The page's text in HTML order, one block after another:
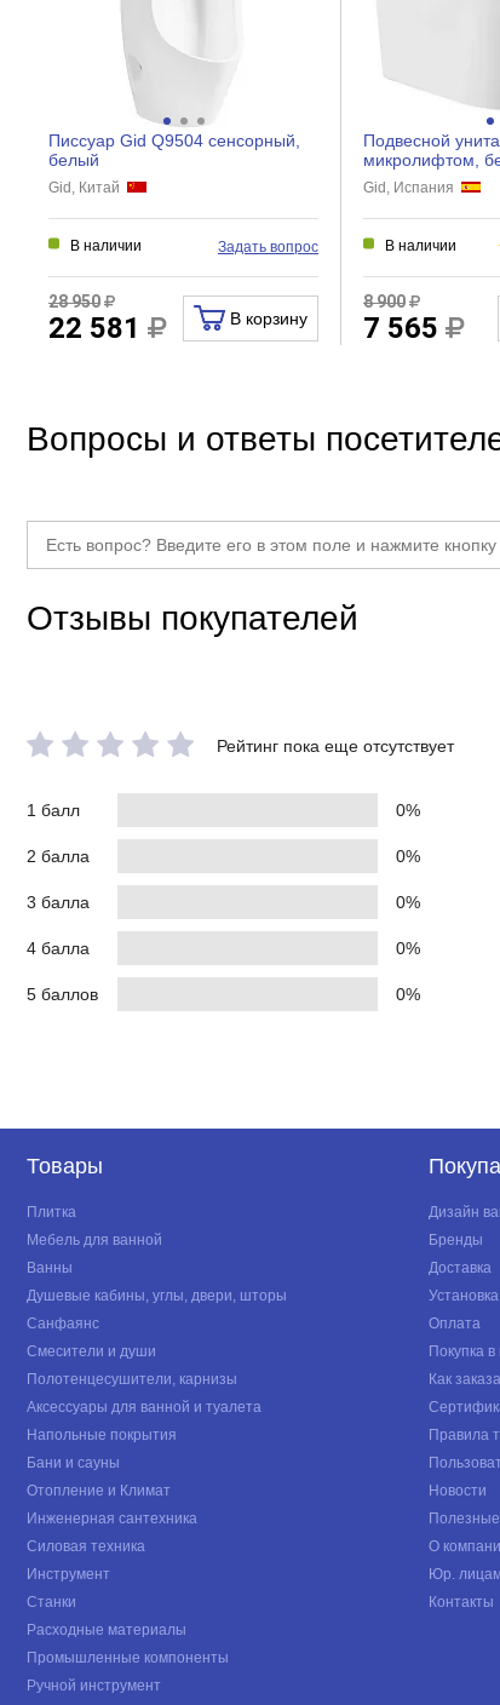
Писсуар Gid Q9504 сенсорный,
белый
Gid, Китай
В наличии Задать вопрос
28 950
22 581 В корзину
Подвесной
микролифтом,
Gid, Испания
В наличии
8 900
7 565
Вопросы и ответы
Отзывы покупателей
Рейтинг пока еще отсутствует
1 балл 0%
2 балла 0%
3 балла 0%
4 балла 0%
5 баллов 0%
Товары
Плитка
Мебель для ванной
Ванны
Душевые кабины, углы, двери, шторы
Санфаянс
Смесители и души
Полотенцесушители, карнизы
Аксессуары для ванной и туалета
Напольные покрытия
Бани и сауны
Отопление и Климат
Инженерная сантехника
Силовая техника
Инструмент
Станки
Расходные материалы
Промышленные компоненты
Ручной инструмент
Дизайн
Бренды
Доставка
Установка
Оплата
Покупка в
Как
Правила
Новости
Полезные
О
Юр.
Контакты